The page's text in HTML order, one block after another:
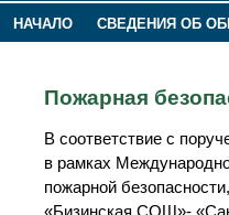
НАЧАЛО СВЕДЕНИЯ ОБ
Пожарная
В соответствие с
в рамках
пожарной
«Бизинская СОШ»-